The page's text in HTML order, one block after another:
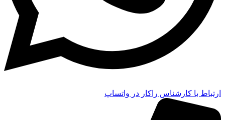
ارتباط با کارشناس راکار در واتساپ